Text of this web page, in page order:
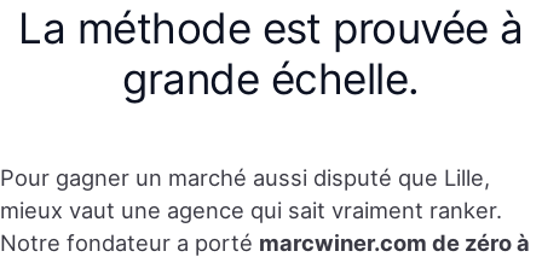
La méthode est prouvée à
grande échelle.
Pour gagner un marché aussi disputé que Lille,
mieux vaut une agence qui sait vraiment ranker.
Notre fondateur a porté marcwiner.com de zéro à